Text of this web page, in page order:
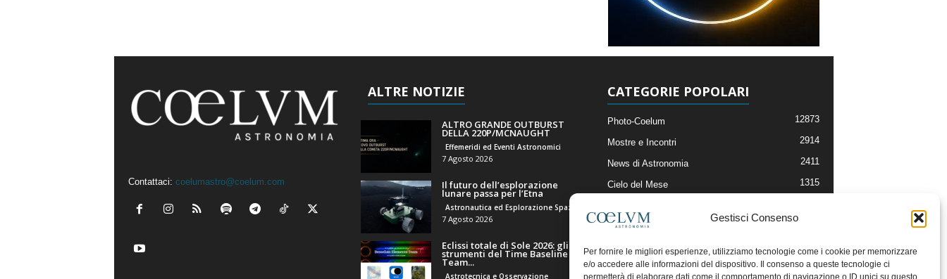
Gestisci Consenso
Per fornire le migliori esperienze, utilizziamo tecnologie come i cookie per memorizzare
e/o accedere alle informazioni del dispositivo. Il consenso a queste tecnologie ci
permetterà di elaborare dati come il comportamento di navigazione o ID unici su questo
Contattaci: coelumastro@coelum.com
ALTRE NOTIZIE
ALTRO GRANDE OUTBURST
DELLA 220P/MCNAUGHT
Effemeridi ed Eventi Astronomici
7 Agosto 2026
Il futuro dell’esplorazione
lunare passa per l’Etna
7 Agosto 2026
Eclissi totale di Sole 2026: gli
strumenti del Time Baseline
Team...
Astrotecnica e Osservazione
CATEGORIE POPOLARI
Photo-Coelum 12873
Mostre e Incontri 2914
News di Astronomia 2411
Cielo del Mese 1315
Articoli e Risorse On-Line
Il Blog della Redazione